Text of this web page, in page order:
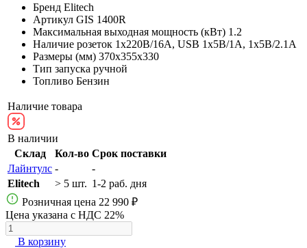
Бренд Elitech
Артикул GIS 1400R
Максимальная выходная мощность (кВт) 1.2
Наличие розеток 1х220В/16A, USB 1х5В/1А, 1х5В/2.1А
Размеры (мм) 370х355х330
Тип запуска ручной
Топливо Бензин
Наличие товара
В наличии
Склад
Кол-во Срок поставки
Лайнтулс -
-
Elitech
> 5 шт. 1-2 раб. дня
Розничная цена 22 990 ₽
Цена указана с НДС 22%
В корзину